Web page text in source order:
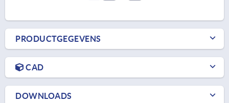
PRODUCTGEGEVENS
CAD
DOWNLOADS